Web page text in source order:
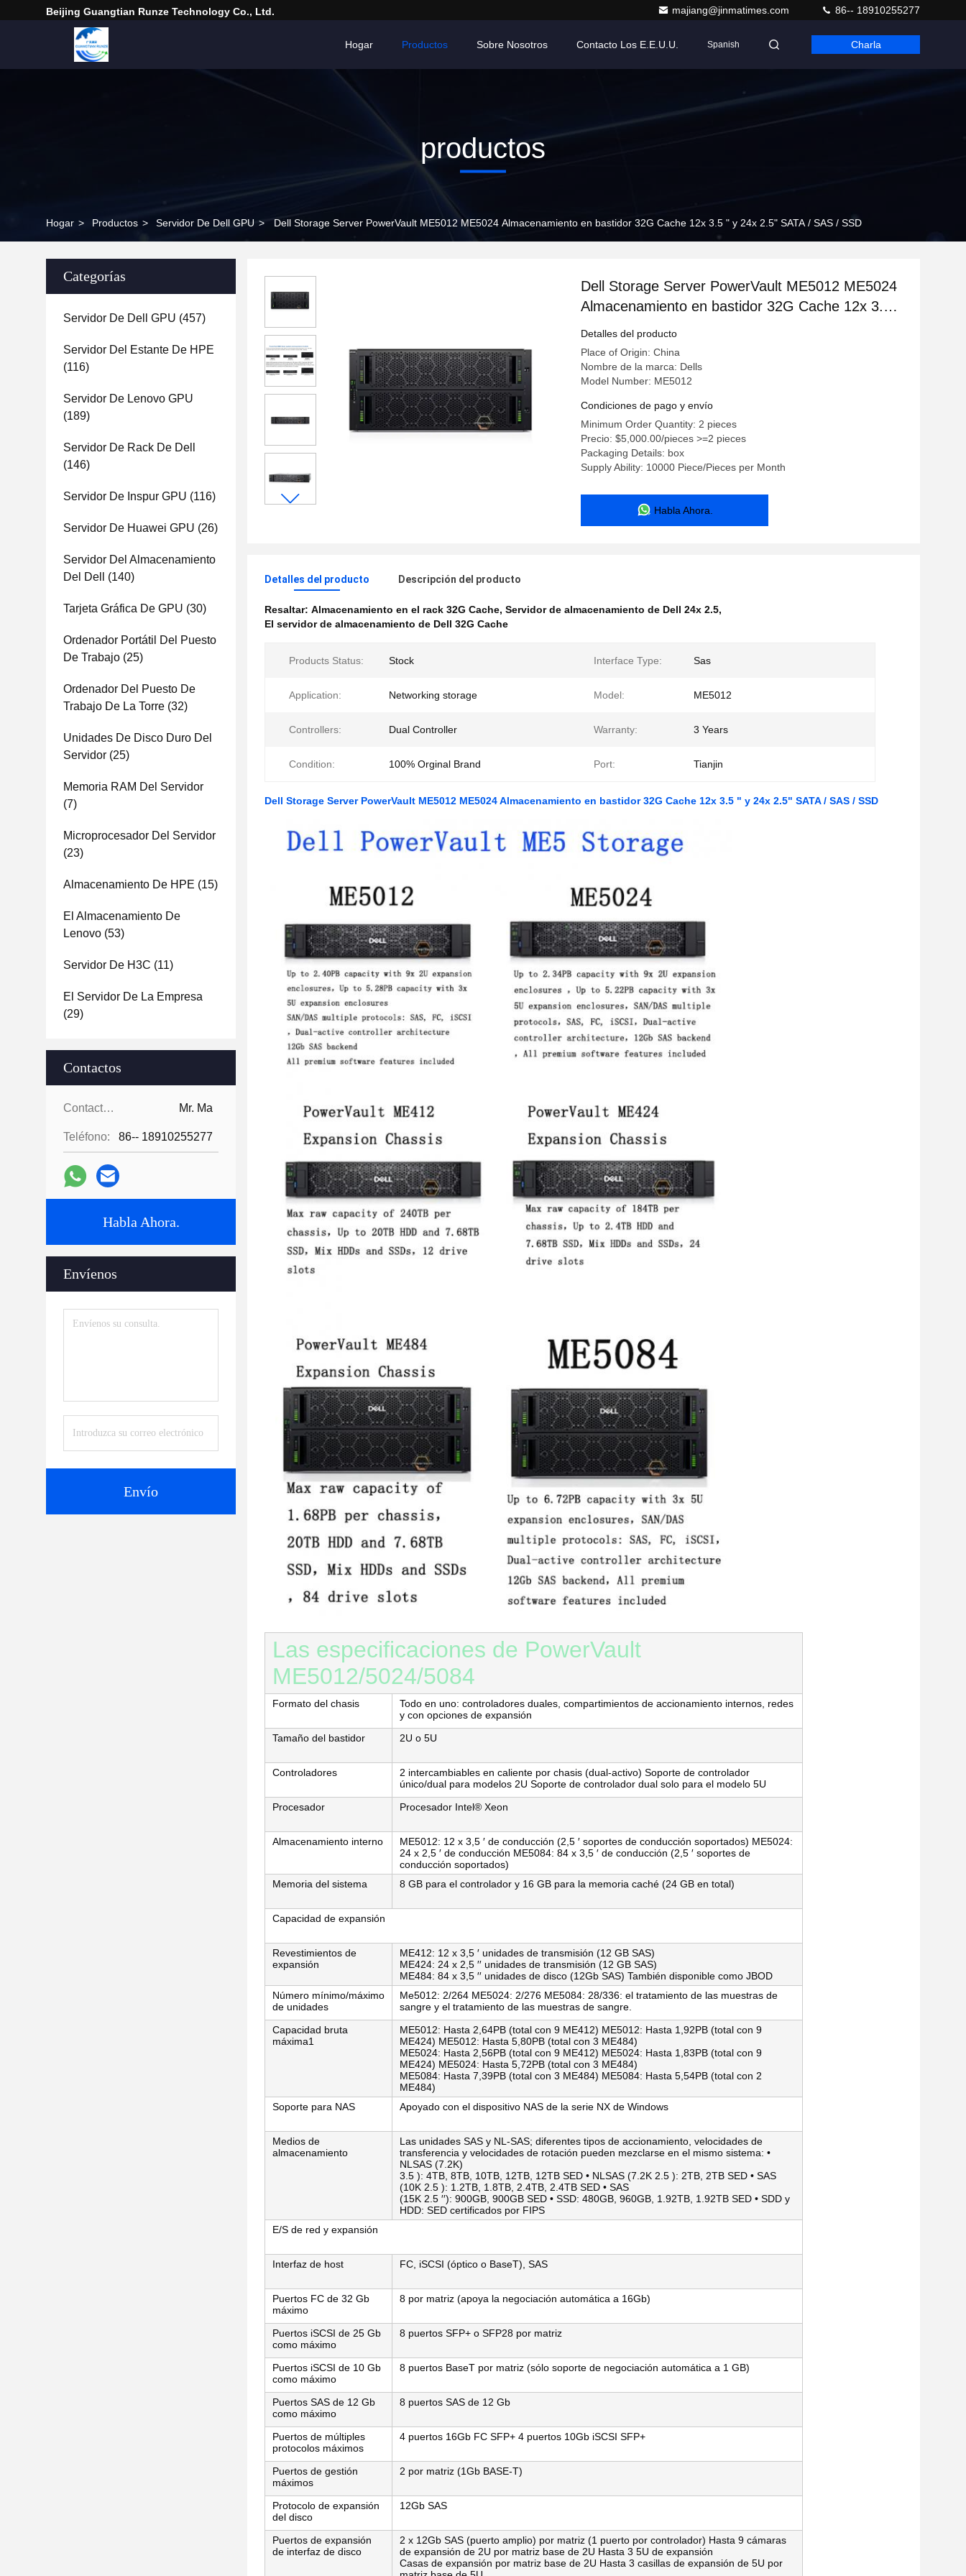
Beijing Guangtian Runze Technology Co., Ltd. majiang@jinmatimes.com 86-- 18910255277
Hogar Productos Sobre Nosotros Contacto Los E.E.U.U. Spanish Charla
productos
Hogar > Productos > Servidor De Dell GPU > Dell Storage Server PowerVault ME5012 ME5024 Almacenamiento en bastidor 32G Cache 12x 3.5 " y 24x 2.5" SATA / SAS / SSD
Categorías
Servidor De Dell GPU (457)
Servidor Del Estante De HPE
(116)
Servidor De Lenovo GPU
(189)
Servidor De Rack De Dell
(146)
Servidor De Inspur GPU (116)
Servidor De Huawei GPU (26)
Servidor Del Almacenamiento
Del Dell
(140)
Tarjeta Gráfica De GPU (30)
Ordenador Portátil Del Puesto
De Trabajo (25)
Ordenador Del Puesto De
Trabajo De La Torre (32)
Unidades De Disco Duro Del
Servidor (25)
Memoria RAM Del Servidor
(7)
Microprocesador Del Servidor
(23)
Almacenamiento De HPE (15)
El Almacenamiento De
Lenovo (53)
Servidor De H3C (11)
El Servidor De La Empresa
(29)
Contactos
Contactos: Mr. Ma
Teléfono: 86-- 18910255277
Habla Ahora.
Envíenos
Envío
Dell Storage Server PowerVault ME5012 ME5024
Almacenamiento en bastidor 32G Cache 12x 3.5 "
y 24x 2.5" SATA / SAS / SSD
Detalles del producto
Place of Origin: China
Nombre de la marca: Dells
Model Number: ME5012
Condiciones de pago y envío
Minimum Order Quantity: 2 pieces
Precio: $5,000.00/pieces >=2 pieces
Packaging Details: box
Supply Ability: 10000 Piece/Pieces per Month
Habla Ahora.
Detalles del producto Descripción del producto
Resaltar: Almacenamiento en el rack 32G Cache, Servidor de almacenamiento de Dell 24x 2.5,
El servidor de almacenamiento de Dell 32G Cache
Products Status: Stock Interface Type: Sas
Application: Networking storage Model: ME5012
Controllers: Dual Controller Warranty: 3 Years
Condition: 100% Orginal Brand Port: Tianjin
Dell Storage Server PowerVault ME5012 ME5024 Almacenamiento en bastidor 32G Cache 12x 3.5 " y 24x 2.5" SATA / SAS / SSD
Las especificaciones de PowerVault
ME5012/5024/5084
Formato del chasis
Todo en uno: controladores duales, compartimientos de accionamiento internos, redes
y con opciones de expansión
Tamaño del bastidor
2U o 5U
Controladores
2 intercambiables en caliente por chasis (dual-activo) Soporte de controlador
único/dual para modelos 2U Soporte de controlador dual solo para el modelo 5U
Procesador
Procesador Intel® Xeon
Almacenamiento interno
ME5012: 12 x 3,5 ′ de conducción (2,5 ′ soportes de conducción soportados) ME5024:
24 x 2,5 ′ de conducción ME5084: 84 x 3,5 ′ de conducción (2,5 ′ soportes de
conducción soportados)
Memoria del sistema
8 GB para el controlador y 16 GB para la memoria caché (24 GB en total)
Capacidad de expansión
Revestimientos de
expansión
ME412: 12 x 3,5 ′ unidades de transmisión (12 GB SAS)
ME424: 24 x 2,5 ′′ unidades de transmisión (12 GB SAS)
ME484: 84 x 3,5 ′′ unidades de disco (12Gb SAS) También disponible como JBOD
Número mínimo/máximo
de unidades
Me5012: 2/264 ME5024: 2/276 ME5084: 28/336: el tratamiento de las muestras de
sangre y el tratamiento de las muestras de sangre.
Capacidad bruta
máxima1
ME5012: Hasta 2,64PB (total con 9 ME412) ME5012: Hasta 1,92PB (total con 9
ME424) ME5012: Hasta 5,80PB (total con 3 ME484)
ME5024: Hasta 2,56PB (total con 9 ME412) ME5024: Hasta 1,83PB (total con 9
ME424) ME5024: Hasta 5,72PB (total con 3 ME484)
ME5084: Hasta 7,39PB (total con 3 ME484) ME5084: Hasta 5,54PB (total con 2
ME484)
Soporte para NAS
Apoyado con el dispositivo NAS de la serie NX de Windows
Medios de
almacenamiento
Las unidades SAS y NL-SAS; diferentes tipos de accionamiento, velocidades de
transferencia y velocidades de rotación pueden mezclarse en el mismo sistema: •
NLSAS (7.2K)
3.5 ): 4TB, 8TB, 10TB, 12TB, 12TB SED • NLSAS (7.2K 2.5 ): 2TB, 2TB SED • SAS
(10K 2.5 ): 1.2TB, 1.8TB, 2.4TB, 2.4TB SED • SAS
(15K 2.5 ′′): 900GB, 900GB SED • SSD: 480GB, 960GB, 1.92TB, 1.92TB SED • SDD y
HDD: SED certificados por FIPS
E/S de red y expansión
Interfaz de host FC, iSCSI (óptico o BaseT), SAS
Puertos FC de 32 Gb
máximo
8 por matriz (apoya la negociación automática a 16Gb)
Puertos iSCSI de 25 Gb
como máximo
8 puertos SFP+ o SFP28 por matriz
Puertos iSCSI de 10 Gb
como máximo
8 puertos BaseT por matriz (sólo soporte de negociación automática a 1 GB)
Puertos SAS de 12 Gb
como máximo
8 puertos SAS de 12 Gb
Puertos de múltiples
protocolos máximos
4 puertos 16Gb FC SFP+ 4 puertos 10Gb iSCSI SFP+
Puertos de gestión
máximos
2 por matriz (1Gb BASE-T)
Protocolo de expansión
del disco
12Gb SAS
Puertos de expansión
de interfaz de disco
2 x 12Gb SAS (puerto amplio) por matriz (1 puerto por controlador) Hasta 9 cámaras
de expansión de 2U por matriz base de 2U Hasta 3 5U de expansión
Casas de expansión por matriz base de 2U Hasta 3 casillas de expansión de 5U por